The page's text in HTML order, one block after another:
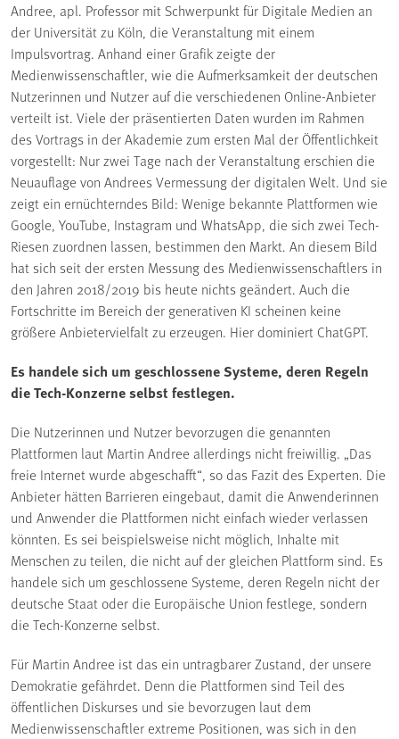
Andree, apl. Professor mit Schwerpunkt für Digitale Medien an
der Universität zu Köln, die Veranstaltung mit einem
Impulsvortrag. Anhand einer Grafik zeigte der
Medienwissenschaftler, wie die Aufmerksamkeit der deutschen
Nutzerinnen und Nutzer auf die verschiedenen Online-Anbieter
verteilt ist. Viele der präsentierten Daten wurden im Rahmen
des Vortrags in der Akademie zum ersten Mal der Öffentlichkeit
vorgestellt: Nur zwei Tage nach der Veranstaltung erschien die
Neuauflage von Andrees Vermessung der digitalen Welt. Und sie
zeigt ein ernüchterndes Bild: Wenige bekannte Plattformen wie
Google, YouTube, Instagram und WhatsApp, die sich zwei Tech-
Riesen zuordnen lassen, bestimmen den Markt. An diesem Bild
hat sich seit der ersten Messung des Medienwissenschaftlers in
den Jahren 2018/2019 bis heute nichts geändert. Auch die
Fortschritte im Bereich der generativen KI scheinen keine
größere Anbietervielfalt zu erzeugen. Hier dominiert ChatGPT.
Es handele sich um geschlossene Systeme, deren Regeln
die Tech-Konzerne selbst festlegen.
Die Nutzerinnen und Nutzer bevorzugen die genannten
Plattformen laut Martin Andree allerdings nicht freiwillig. „Das
freie Internet wurde abgeschafft“, so das Fazit des Experten. Die
Anbieter hätten Barrieren eingebaut, damit die Anwenderinnen
und Anwender die Plattformen nicht einfach wieder verlassen
könnten. Es sei beispielsweise nicht möglich, Inhalte mit
Menschen zu teilen, die nicht auf der gleichen Plattform sind. Es
handele sich um geschlossene Systeme, deren Regeln nicht der
deutsche Staat oder die Europäische Union festlege, sondern
die Tech-Konzerne selbst.
Für Martin Andree ist das ein untragbarer Zustand, der unsere
Demokratie gefährdet. Denn die Plattformen sind Teil des
öffentlichen Diskurses und sie bevorzugen laut dem
Medienwissenschaftler extreme Positionen, was sich in den